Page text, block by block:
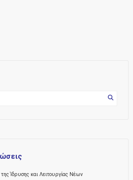
Ίδρυσης και Λειτουργίας Νέων